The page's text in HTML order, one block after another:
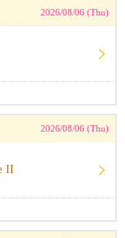
2026/08/06 (Thu)
2026/08/06 (Thu)
II